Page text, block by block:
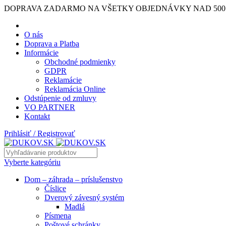
DOPRAVA ZADARMO NA VŠETKY OBJEDNÁVKY NAD
O nás
Doprava a Platba
Informácie
Obchodné podmienky
GDPR
Reklamácie
Reklamácia Online
Odstúpenie od zmluvy
VO PARTNER
Kontakt
Prihlásiť / Registrovať
Vyberte kategóriu
Dom – záhrada – príslušenstvo
Číslice
Dverový závesný systém
Madlá
Písmena